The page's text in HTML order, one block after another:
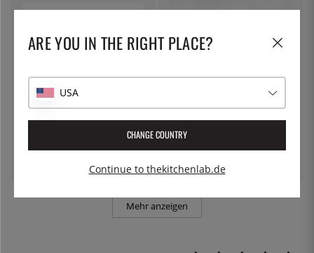
Eiswürfel, klar - 100% Chef
36 €
Mehr anzeigen
ARE YOU IN THE RIGHT PLACE?
USA
CHANGE COUNTRY
Continue to thekitchenlab.de